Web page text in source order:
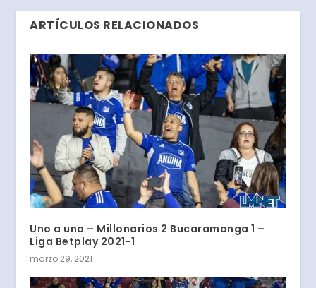
ARTÍCULOS RELACIONADOS
Uno a uno – Millonarios 2 Bucaramanga 1 –
Liga Betplay 2021-1
marzo 29, 2021